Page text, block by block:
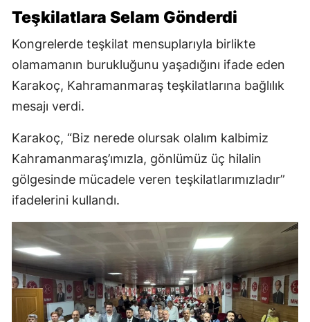
Teşkilatlara Selam Gönderdi
Kongrelerde teşkilat mensuplarıyla birlikte
olamamanın burukluğunu yaşadığını ifade eden
Karakoç, Kahramanmaraş teşkilatlarına bağlılık
mesajı verdi.
Karakoç, “Biz nerede olursak olalım kalbimiz
Kahramanmaraş’ımızla, gönlümüz üç hilalin
gölgesinde mücadele veren teşkilatlarımızladır”
ifadelerini kullandı.